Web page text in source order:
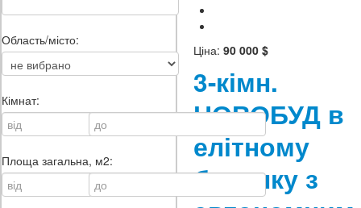
Область/місто:
Кімнат:
Площа загальна, м2:
Ціна: 90 000 $
3-кімн.
НОВОБУД в
елітному
будинку з